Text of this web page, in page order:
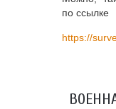
по ссылке
https://